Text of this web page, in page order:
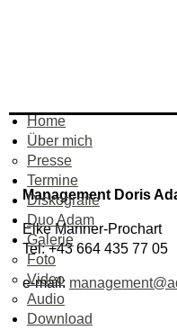
Home
Über mich
Presse
Termine
Diskografie
Duo Adam
Galerie
Foto
Video
Audio
Download
Management Doris
Elke Manner-Prochart
Tel: +43 664 435 77 05
e-mail: